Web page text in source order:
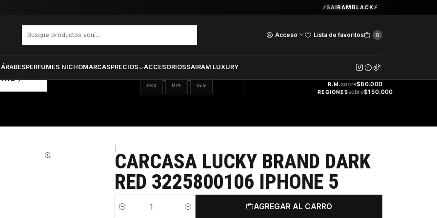
Acceso Lista de favoritos 0
PERFUMES NICHOMARCASPRECIOS ACCESORIOSSAIRAM LUXURY
Guardia Vieja 202. Oficina 102.Ver Horarios
⚡SAIRAMBLACK⚡
Dark Red 3225800106 Iphone 5
16
HRS
: 07
MIN
: 21
SEG
GRATIS
R.M.sobre$80.000
REGIONESsobre$150.000
CARCASA LUCKY BRAND DARK
RED 3225800106 IPHONE 5
Cantidad
AGREGAR AL CARRO